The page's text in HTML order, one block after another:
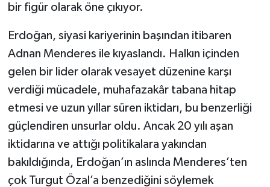
bir figür olarak öne çıkıyor.
Erdoğan, siyasi kariyerinin başından itibaren
Adnan Menderes ile kıyaslandı. Halkın içinden
gelen bir lider olarak vesayet düzenine karşı
verdiği mücadele, muhafazakâr tabana hitap
etmesi ve uzun yıllar süren iktidarı, bu benzerliği
güçlendiren unsurlar oldu. Ancak 20 yılı aşan
iktidarına ve attığı politikalara yakından
bakıldığında, Erdoğan’ın aslında Menderes’ten
çok Turgut Özal’a benzediğini söylemek